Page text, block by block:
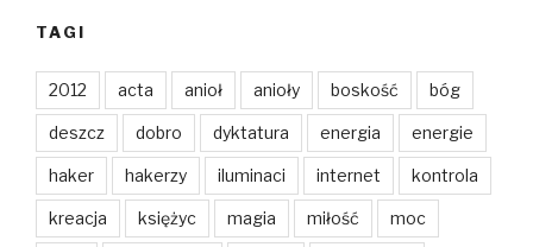
TAGI
2012 acta anioł anioły boskość bóg
deszcz dobro dyktatura energia energie
haker hakerzy iluminaci internet kontrola
kreacja księżyc magia miłość moc